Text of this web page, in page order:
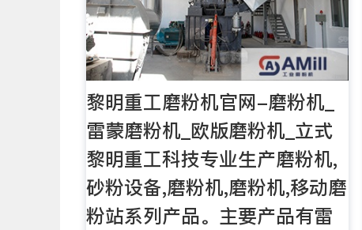
黎明重工磨粉机官网-磨粉机_
雷蒙磨粉机_欧版磨粉机_立式
黎明重工科技专业生产磨粉机,
砂粉设备,磨粉机,磨粉机,移动磨
粉站系列产品。主要产品有雷